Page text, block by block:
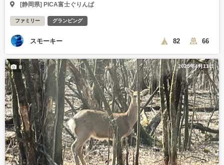
[静岡県] PICA富士ぐりんぱ
ファミリー グランピング
スモーキー 82 66
2025年4月11日
8